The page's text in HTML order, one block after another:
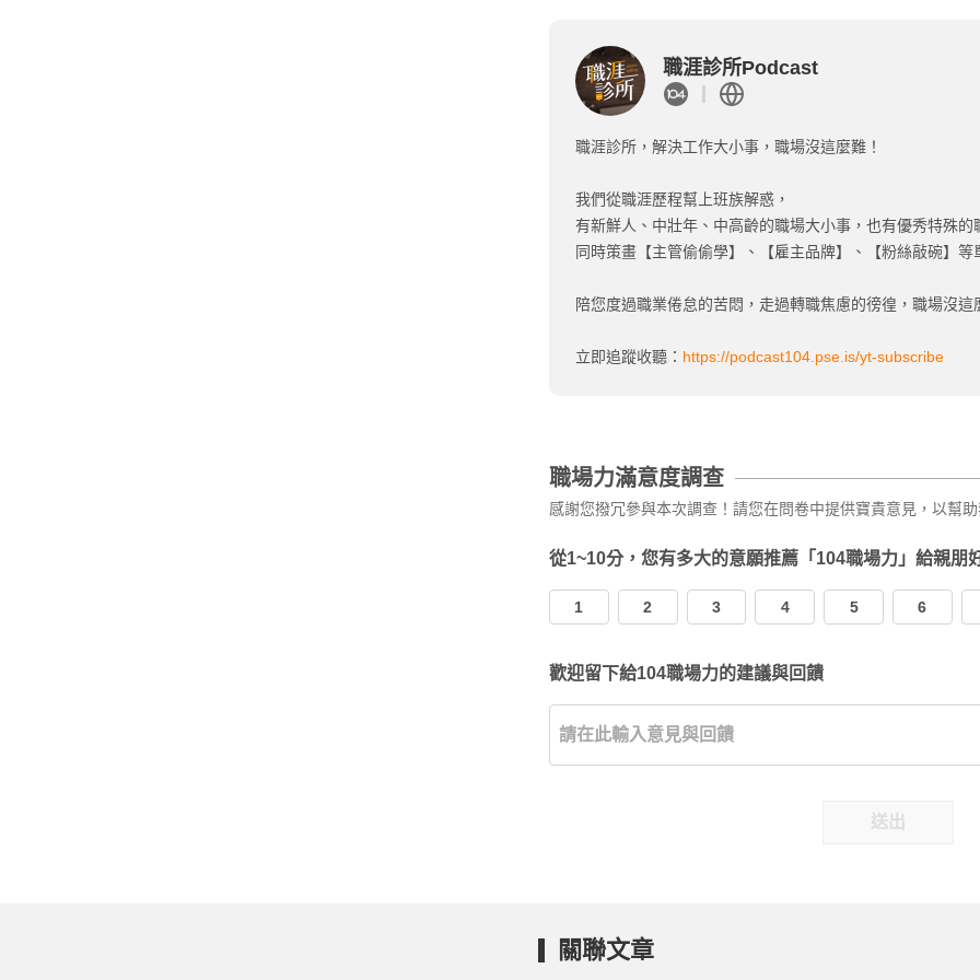
職涯診所Podcast
職涯診所，解決工作大小事，職場沒這麼難！
我們從職涯歷程幫上班族解惑，
有新鮮人、中壯年、中高齡的職場大小事，也有優秀特殊的
同時策畫【主管偷偷學】、【雇主品牌】、【粉絲敲碗】等
陪您度過職業倦怠的苦悶，走過轉職焦慮的徬徨，職場沒這
立即追蹤收聽： https://podcast104.pse.is/yt-subscribe
職場力滿意度調查
感謝您撥冗參與本次調查！請您在問卷中提供寶貴意見，以幫
從1~10分，您有多大的意願推薦「104職場力」給親朋
1 2 3 4 5 6
歡迎留下給104職場力的建議與回饋
送出
關聯文章